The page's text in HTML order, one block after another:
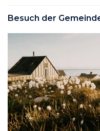
Besuch der